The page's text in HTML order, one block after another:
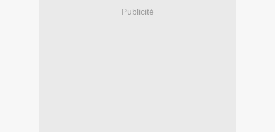
Publicité